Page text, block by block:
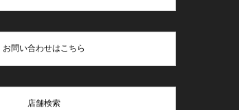
お問い合わせはこちら
店舗検索